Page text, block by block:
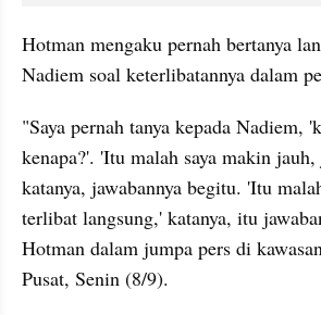
Hotman mengaku pernah bertanya
Nadiem soal keterlibatannya dalam
"Saya pernah tanya kepada Nadiem,
kenapa?'. 'Itu malah saya makin
katanya, jawabannya begitu. 'Itu
terlibat langsung,' katanya, itu
Hotman dalam jumpa pers di
Pusat, Senin (8/9).